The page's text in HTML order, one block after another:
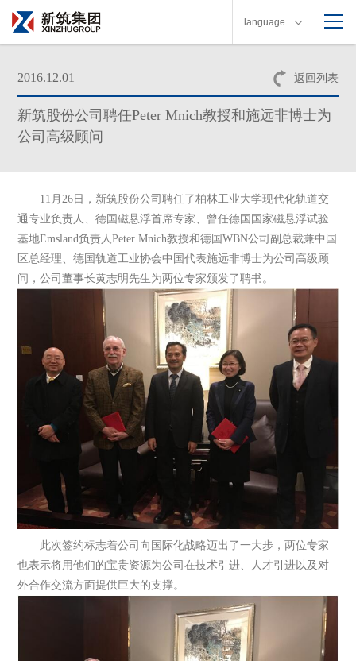
language
返回列表
2016.12.01
新筑股份公司聘任Peter Mnich教授和施远非博士为
公司高级顾问
11月26日，新筑股份公司聘任了柏林工业大学现代化轨道交
通专业负责人、德国磁悬浮首席专家、曾任德国国家磁悬浮试验
基地Emsland负责人Peter Mnich教授和德国WBN公司副总裁兼中国
区总经理、德国轨道工业协会中国代表施远非博士为公司高级顾
问，公司董事长黄志明先生为两位专家颁发了聘书。
此次签约标志着公司向国际化战略迈出了一大步，两位专家
也表示将用他们的宝贵资源为公司在技术引进、人才引进以及对
外合作交流方面提供巨大的支撑。